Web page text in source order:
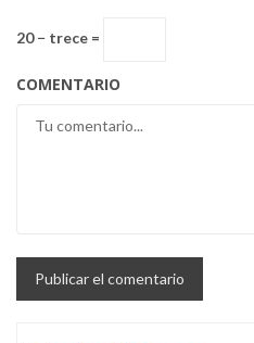
20 − trece =
COMENTARIO